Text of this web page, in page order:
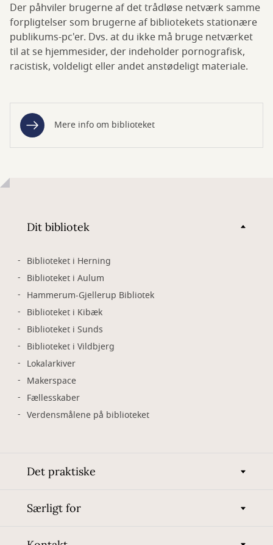
Der påhviler brugerne af det trådløse netværk samme
forpligtelser som brugerne af bibliotekets stationære
publikums-pc'er. Dvs. at du ikke må bruge netværket
til at se hjemmesider, der indeholder pornografisk,
racistisk, voldeligt eller andet anstødeligt materiale.
Mere info om biblioteket
Dit bibliotek
Biblioteket i Herning
Biblioteket i Aulum
Hammerum-Gjellerup Bibliotek
Biblioteket i Kibæk
Biblioteket i Sunds
Biblioteket i Vildbjerg
Lokalarkiver
Makerspace
Fællesskaber
Verdensmålene på biblioteket
Det praktiske
Særligt for